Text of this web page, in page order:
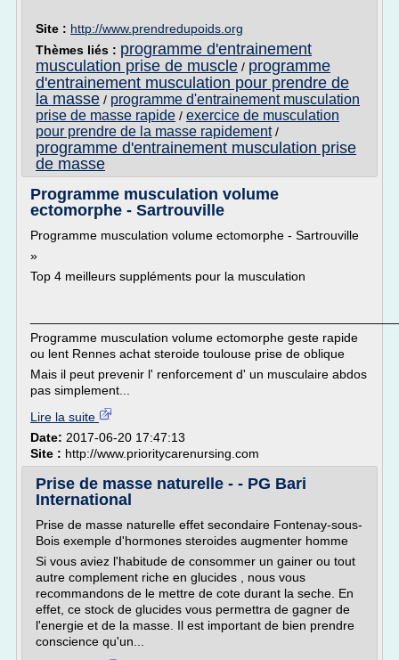
Site : http://www.prendredupoids.org
Thèmes liés : programme d'entrainement
musculation prise de muscle / programme
d'entrainement musculation pour prendre de
la masse / programme d'entrainement musculation
prise de masse rapide / exercice de musculation
pour prendre de la masse rapidement/
programme d'entrainement musculation prise
de masse
Programme musculation volume
ectomorphe - Sartrouville
Programme musculation volume ectomorphe - Sartrouville
»
Top 4 meilleurs suppléments pour la musculation
Programme musculation volume ectomorphe geste rapide
ou lent Rennes achat steroide toulouse prise de oblique
Mais il peut prevenir l' renforcement d' un musculaire abdos
pas simplement...
Lire la suite
Date: 2017-06-20 17:47:13
Site : http://www.prioritycarenursing.com
Prise de masse naturelle - - PG Bari
International
Prise de masse naturelle effet secondaire Fontenay-sous-
Bois exemple d'hormones steroides augmenter homme
Si vous aviez l'habitude de consommer un gainer ou tout
autre complement riche en glucides , nous vous
recommandons de le mettre de cote durant la seche. En
effet, ce stock de glucides vous permettra de gagner de
l'energie et de la masse. Il est important de bien prendre
conscience qu'un...